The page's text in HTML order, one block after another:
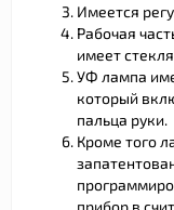
Имеется
Рабочая
имеет
УФ лампа
который
пальца руки.
Кроме того
прибор в